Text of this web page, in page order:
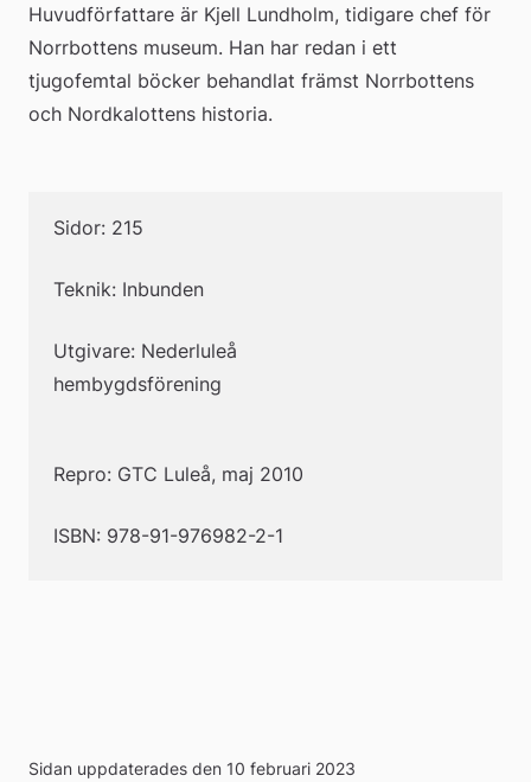
Huvudförfattare är Kjell Lundholm, tidigare chef för
Norrbottens museum. Han har redan i ett
tjugofemtal böcker behandlat främst Norrbottens
och Nordkalottens historia.
Sidor: 215
Teknik: Inbunden
Utgivare: Nederluleå
hembygdsförening
Repro: GTC Luleå, maj 2010
ISBN: 978-91-976982-2-1
Sidan uppdaterades den 10 februari 2023